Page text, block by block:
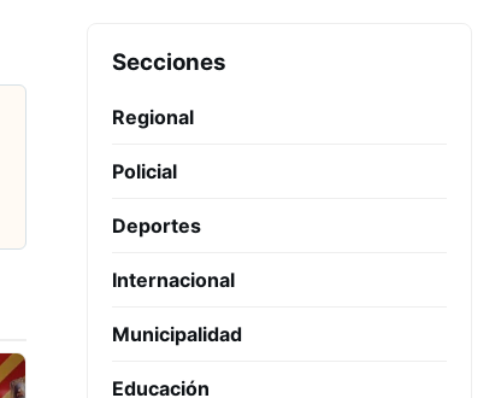
Secciones
Regional
Policial
Deportes
Internacional
Municipalidad
Educación